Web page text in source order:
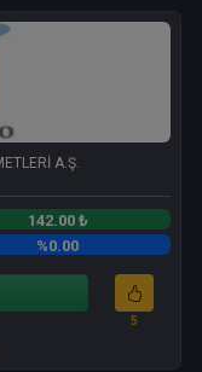
A.Ş.
142.00 ₺
%0.00
5